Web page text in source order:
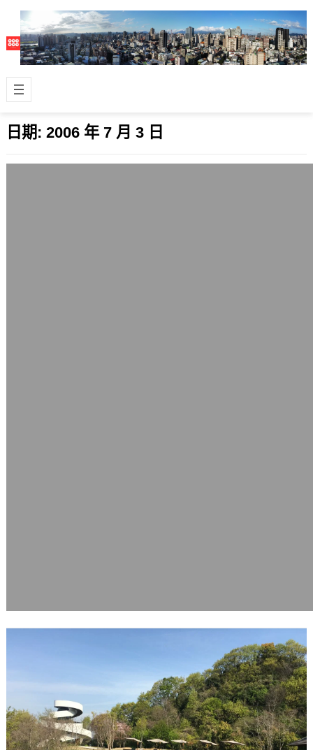
日期: 2006 年 7 月 3 日